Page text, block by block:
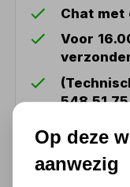
Chat met
Voor
548 51
1.500
Twents
Op deze
aanwezig